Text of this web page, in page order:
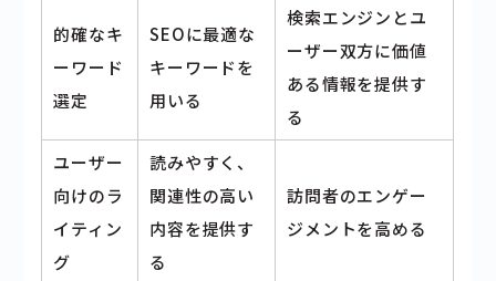
的確なキ
ーワード
選定
SEOに最適な
キーワードを
用いる
検索エンジンとユ
ーザー双方に価値
ある情報を提供す
る
ユーザー
向けのラ
イティン
グ
読みやすく、
関連性の高い
内容を提供す
る
訪問者のエンゲー
ジメントを高める